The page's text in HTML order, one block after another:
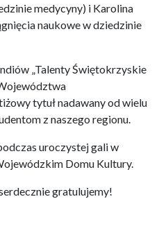
medycyny) i Karolina
naukowe w dziedzinie
„Talenty Świętokrzyskie
tytuł nadawany od wielu
z naszego regionu.
uroczystej gali w
Domu Kultury.
gratulujemy!